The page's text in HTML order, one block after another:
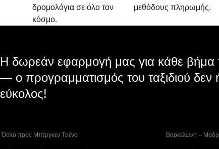
δρομολόγια σε όλο τον
κόσμο.
μεθόδους πληρωμής.
Η δωρεάν εφαρμογή μας για κάθε βήμα
— ο προγραμματισμός του ταξιδιού δεν
εύκολος!
Όσλο προς Μπέργκεν Tρένο Βαρκελώνη –